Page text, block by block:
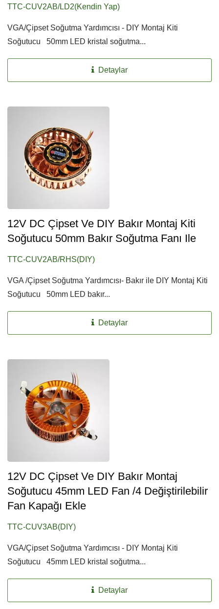
TTC-CUV2AB/LD2(Kendin Yap)
VGA/Çipset Soğutma Yardımcısı - DIY Montaj Kiti
Soğutucu 50mm LED kristal soğutma...
Detaylar
12V DC Çipset Ve DIY Bakır Montaj Kiti
Soğutucu 50mm Bakır Soğutma Fanı Ile
TTC-CUV2AB/RHS(DIY)
VGA /Çipset Soğutma Yardımcısı- Bakır ile DIY Montaj Kiti
Soğutucu 50mm LED bakır...
Detaylar
12V DC Çipset Ve DIY Bakır Montaj
Soğutucu 45mm LED Fan /4 Değiştirilebilir
Fan Kapağı Ekle
TTC-CUV3AB(DIY)
VGA/Çipset Soğutma Yardımcısı - DIY Montaj Kiti
Soğutucu 45mm LED kristal soğutma...
Detaylar